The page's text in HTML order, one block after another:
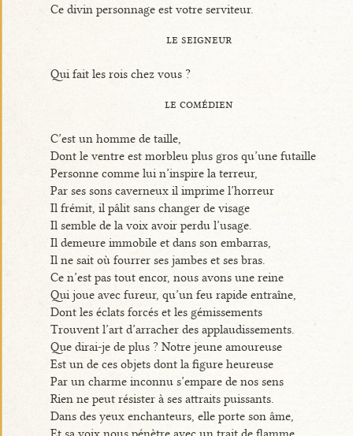
Ce divin personnage est votre serviteur.
le seigneur
Qui fait les rois chez vous ?
le comédien
C’est un homme de taille,
Dont le ventre est morbleu plus gros qu’une futaille
Personne comme lui n’inspire la terreur,
Par ses sons caverneux il imprime l’horreur
Il frémit, il pâlit sans changer de visage
Il semble de la voix avoir perdu l’usage.
Il demeure immobile et dans son embarras,
Il ne sait où fourrer ses jambes et ses bras.
Ce n’est pas tout encor, nous avons une reine
Qui joue avec fureur, qu’un feu rapide entraîne,
Dont les éclats forcés et les gémissements
Trouvent l’art d’arracher des applaudissements.
Que dirai-je de plus ? Notre jeune amoureuse
Est un de ces objets dont la figure heureuse
Par un charme inconnu s’empare de nos sens
Rien ne peut résister à ses attraits puissants.
Dans des yeux enchanteurs, elle porte son âme,